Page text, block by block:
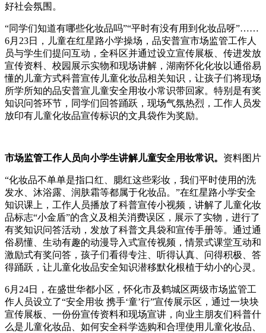
好社会氛围。
“同学们知道有哪些化妆品吗”“平时有没有用到化妆品呀”……
6月23日，儿童在红星路小学操场，品安普宣市场监管工作人
员与学生们提问互动，全科区并通过设立宣传展板、传进发放
宣传资料、校园展示实物和现场讲解，湖南怀化化妆以通俗易
懂的儿童方式科普宣传儿童化妆品相关知识，让孩子们将现场
所学所知的品安普宣儿童安全用妆小常识带回家。特别是有奖
知识问答环节，同学们回答踊跃，现场气氛热烈，工作人员发
放印有儿童化妆品宣传标识的文具袋作为奖励。
市场监管工作人员向小学生讲解儿童安全用妆常识。 资料图片
“化妆品不单单是指口红、腮红这些彩妆，我们平时使用的洗
发水、沐浴露、润肤霜等都属于化妆品。”在红星路小学安全
知识课上，工作人员播放了科普宣传小视频，讲解了儿童化妆
品标志“小金盾”的含义及相关消费误区，展示了实物，进行了
有奖知识问答活动，发放了科普文具袋和宣传手册等。通过通
俗易懂、生动有趣的动漫导入式宣传视频，情景式课堂互动和
激励式有奖问答，孩子们看得专注、听得认真、问得积极、答
得踊跃，让儿童化妆品安全知识潜移默化根植于幼小的心灵。
6月24日，在盛世华都小区，怀化市及鹤城区两级市场监管工
作人员设立了“安全用妆 携手‘童’行”宣传展示区，通过一块块
宣传展板、一份份宣传资料和现场宣讲，向业主朋友们科普什
么是儿童化妆品、如何安全科学选购和合理使用儿童化妆品、